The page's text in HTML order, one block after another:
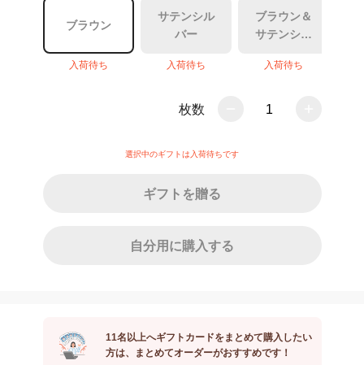
ブラウン
入荷待ち
サテンシル
バー
入荷待ち
ブラウン＆
サテンシル
入荷待ち
枚数 1
選択中のギフトは入荷待ちです
ギフトを贈る
自分用に購入する
11名以上へギフトカードをまとめて購入したい
方は、まとめてオーダーがおすすめです！